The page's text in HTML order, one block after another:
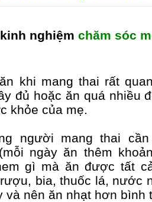
nghiệm chăm sóc
khi mang thai rất
đủ hoặc ăn quá nhiều
khỏe của mẹ.
người mang thai
ngày ăn thêm
gì mà ăn được tất
bia, thuốc lá, nước
và nên ăn nhạt hơn bình